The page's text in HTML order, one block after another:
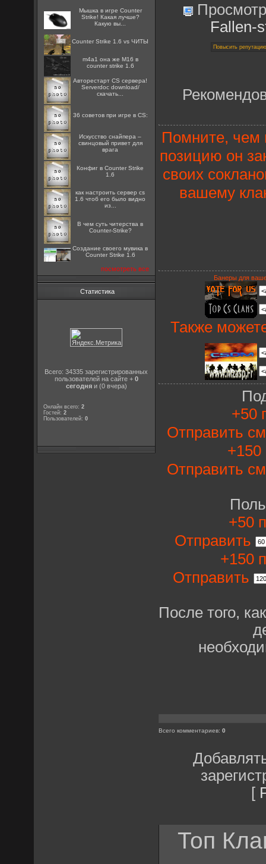
Мышка в игре Counter
Strike! Какая лучше?
Какую вы...
Counter Strike 1.6 vs ЧИТЫ
m4a1 она же M16 в
counter strike 1.6
Авторестарт CS сервера!
Serverdoc download/
скачать...
36 советов при игре в CS:
Искусство снайпера –
свинцовый привет для
врага
Конфиг в Counter Strike
1.6
как настроить сервер cs
1.6 чтоб его было видно
из...
В чем суть читерства в
Counter-Strike?
Создание своего мувика в
Counter Strike 1.6
посмотреть все
Статистика
Всего: 34335 зарегистрированных
пользователей на сайте + 0
сегодняи (0 вчера)
Онлайн всего:2
Гостей:2
Пользователей:0
Fallen-
Помните, чем
позицию он
своих
вашему
Банеры для
Также
+50
Отправить
+150
Отправить
+50
Отправить
+150
Отправить
После того,
Всего комментариев:0
[
Топ